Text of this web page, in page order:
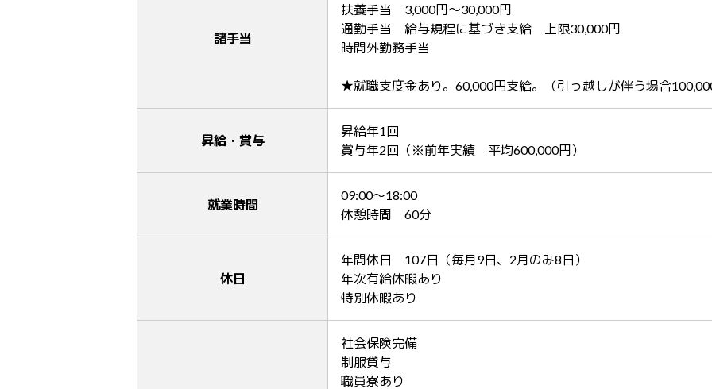
諸手当
扶養手当 3,000円～30,000円
通勤手当 給与規程に基づき支給 上限30,000円
時間外勤務手当
★就職支度金あり。60,000円支給。（引っ越しが伴う場合
昇給・賞与
昇給年1回
賞与年2回（※前年実績 平均600,000円）
就業時間
09:00～18:00
休憩時間 60分
休日
年間休日 107日（毎月9日、2月のみ8日）
年次有給休暇あり
特別休暇あり
社会保険完備
制服貸与
職員寮あり